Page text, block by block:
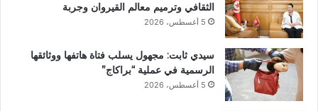
الثقافي وترميم معالم القيروان وجربة
5 أغسطس، 2026
سيدي ثابت: مجهول يسلب فتاة هاتفها ووثائقها
الرسمية في عملية “براكاج”
5 أغسطس، 2026